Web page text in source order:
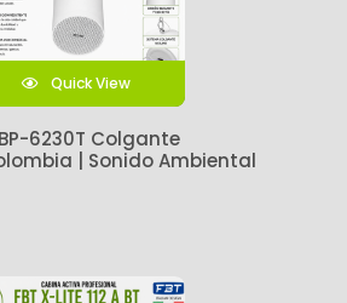
Quick View
6230T Colgante
| Sonido Ambiental